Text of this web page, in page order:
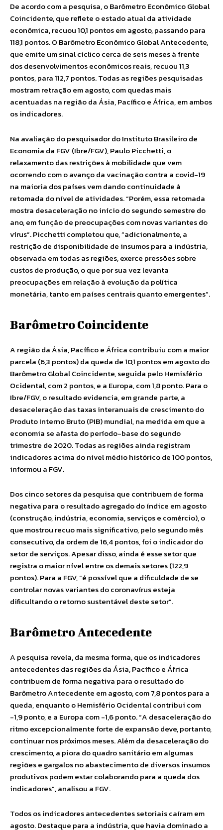
De acordo com a pesquisa, o Barômetro Econômico Global
Coincidente, que reflete o estado atual da atividade
econômica, recuou 10,1 pontos em agosto, passando para
118,1 pontos. O Barômetro Econômico Global Antecedente,
que emite um sinal cíclico cerca de seis meses à frente
dos desenvolvimentos econômicos reais, recuou 11,3
pontos, para 112,7 pontos. Todas as regiões pesquisadas
mostram retração em agosto, com quedas mais
acentuadas na região da Ásia, Pacífico e África, em ambos
os indicadores.
Na avaliação do pesquisador do Instituto Brasileiro de
Economia da FGV (Ibre/FGV), Paulo Picchetti, o
relaxamento das restrições à mobilidade que vem
ocorrendo com o avanço da vacinação contra a covid-19
na maioria dos países vem dando continuidade à
retomada do nível de atividades. “Porém, essa retomada
mostra desaceleração no início do segundo semestre do
ano, em função de preocupações com novas variantes do
vírus”. Picchetti completou que, “adicionalmente, a
restrição de disponibilidade de insumos para a indústria,
observada em todas as regiões, exerce pressões sobre
custos de produção, o que por sua vez levanta
preocupações em relação à evolução da política
monetária, tanto em países centrais quanto emergentes”.
Barômetro Coincidente
A região da Ásia, Pacífico e África contribuiu com a maior
parcela (6,3 pontos) da queda de 10,1 pontos em agosto do
Barômetro Global Coincidente, seguida pelo Hemisfério
Ocidental, com 2 pontos, e a Europa, com 1,8 ponto. Para o
Ibre/FGV, o resultado evidencia, em grande parte, a
desaceleração das taxas interanuais de crescimento do
Produto Interno Bruto (PIB) mundial, na medida em que a
economia se afasta do período-base do segundo
trimestre de 2020. Todas as regiões ainda registram
indicadores acima do nível médio histórico de 100 pontos,
informou a FGV.
Dos cinco setores da pesquisa que contribuem de forma
negativa para o resultado agregado do índice em agosto
(construção, indústria, economia, serviços e comércio), o
que mostrou recuo mais significativo, pelo segundo mês
consecutivo, da ordem de 16,4 pontos, foi o indicador do
setor de serviços. Apesar disso, ainda é esse setor que
registra o maior nível entre os demais setores (122,9
pontos). Para a FGV, “é possível que a dificuldade de se
controlar novas variantes do coronavírus esteja
dificultando o retorno sustentável deste setor”.
Barômetro Antecedente
A pesquisa revela, da mesma forma, que os indicadores
antecedentes das regiões da Ásia, Pacífico e África
contribuem de forma negativa para o resultado do
Barômetro Antecedente em agosto, com 7,8 pontos para a
queda, enquanto o Hemisfério Ocidental contribui com
-1,9 ponto, e a Europa com -1,6 ponto. “A desaceleração do
ritmo excepcionalmente forte de expansão deve, portanto,
continuar nos próximos meses. Além da desaceleração do
crescimento, a piora do quadro sanitário em algumas
regiões e gargalos no abastecimento de diversos insumos
produtivos podem estar colaborando para a queda dos
indicadores”, analisou a FGV.
Todos os indicadores antecedentes setoriais caíram em
agosto. Destaque para a indústria, que havia dominado a